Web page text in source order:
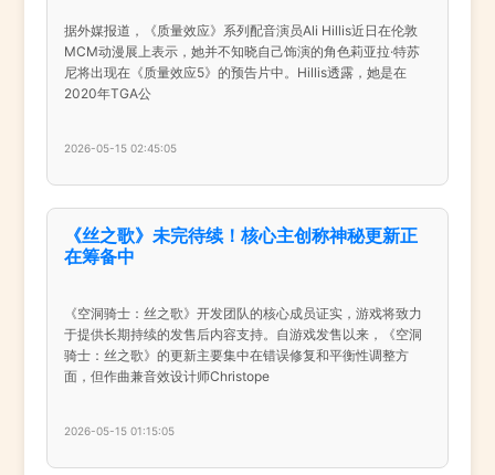
据外媒报道，《质量效应》系列配音演员Ali Hillis近日在伦敦
MCM动漫展上表示，她并不知晓自己饰演的角色莉亚拉·特苏
尼将出现在《质量效应5》的预告片中。Hillis透露，她是在
2020年TGA公
2026-05-15 02:45:05
《丝之歌》未完待续！核心主创称神秘更新正
在筹备中
《空洞骑士：丝之歌》开发团队的核心成员证实，游戏将致力
于提供长期持续的发售后内容支持。自游戏发售以来，《空洞
骑士：丝之歌》的更新主要集中在错误修复和平衡性调整方
面，但作曲兼音效设计师Christope
2026-05-15 01:15:05